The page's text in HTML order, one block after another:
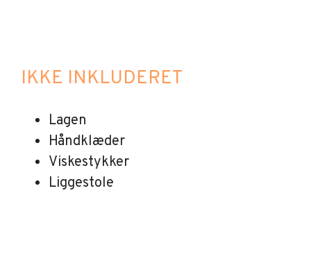
IKKE INKLUDERET
Lagen
Håndklæder
Viskestykker
Liggestole